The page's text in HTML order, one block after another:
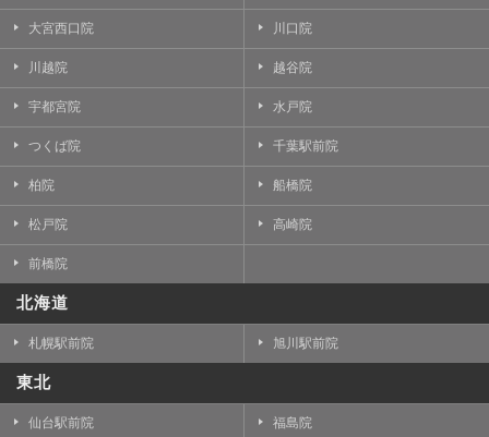
大宮西口院 川口院
川越院 越谷院
宇都宮院 水戸院
つくば院 千葉駅前院
柏院 船橋院
松戸院 高崎院
前橋院
北海道
札幌駅前院 旭川駅前院
東北
仙台駅前院 福島院